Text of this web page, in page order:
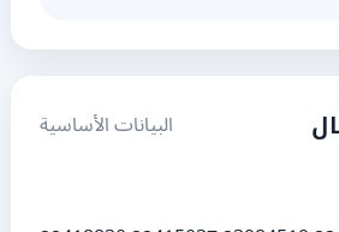
البيانات الأساسية